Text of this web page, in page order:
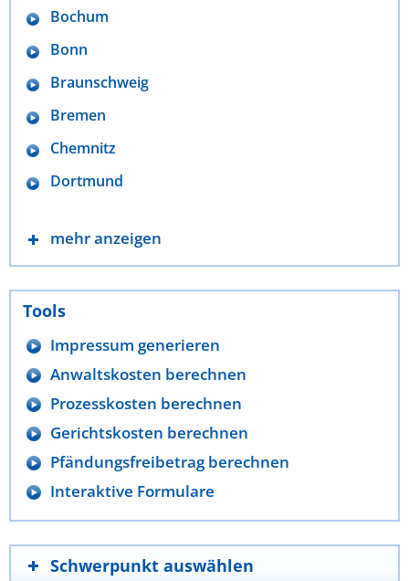
Bochum
Bonn
Braunschweig
Bremen
Chemnitz
Dortmund
mehr anzeigen
Tools
Impressum generieren
Anwaltskosten berechnen
Prozesskosten berechnen
Gerichtskosten berechnen
Pfändungsfreibetrag berechnen
Interaktive Formulare
Schwerpunkt auswählen